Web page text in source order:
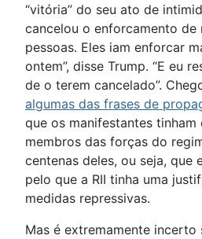
“vitória” do seu ato de
cancelou o enforcamento de
pessoas. Eles iam enforcar
ontem”, disse Trump. “E eu
de o terem cancelado”.
algumas das frases de
que os manifestantes
membros das forças do
centenas deles, ou seja, que
pelo que a RII tinha uma
medidas repressivas.
Mas é extremamente incerto